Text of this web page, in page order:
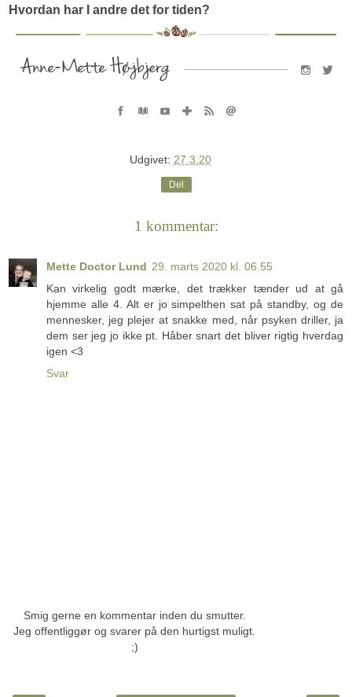
Hvordan har I andre det for tiden?
Udgivet: 27.3.20
Del
1 kommentar:
Mette Doctor Lund 29. marts 2020 kl. 06.55
Kan virkelig godt mærke, det trækker tænder ud at gå
hjemme alle 4. Alt er jo simpelthen sat på standby, og de
mennesker, jeg plejer at snakke med, når psyken driller, ja
dem ser jeg jo ikke pt. Håber snart det bliver rigtig hverdag
igen <3
Svar
Smig gerne en kommentar inden du smutter.
Jeg offentliggør og svarer på den hurtigst muligt.
;)